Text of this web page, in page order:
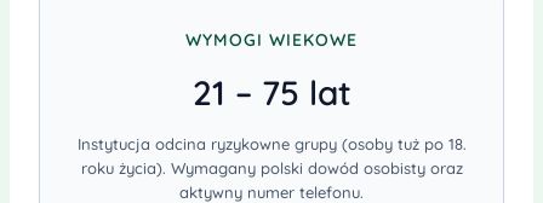
WYMOGI WIEKOWE
21 – 75 lat
Instytucja odcina ryzykowne grupy (osoby tuż po 18.
roku życia). Wymagany polski dowód osobisty oraz
aktywny numer telefonu.